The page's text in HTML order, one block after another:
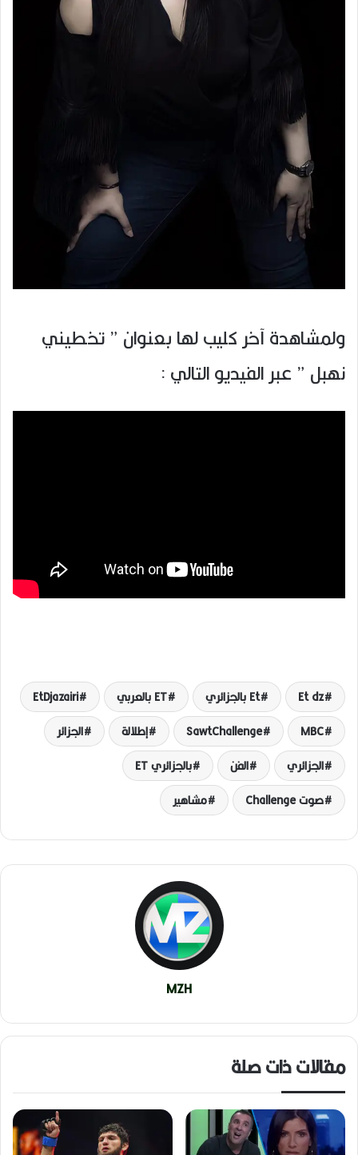
ولمشاهدة آخر كليب لها بعنوان ” تخطيني
نهبل ” عبر الفيديو التالي :
Et dz Et بالجزائري ET بالعربي
EtDjazairi
MBC
SawtChallenge إطلالة
الجزائر
الجزائري
الفن
بالجزائري ET
صوت Challenge
مشاهير
MZH
مقالات ذات صلة